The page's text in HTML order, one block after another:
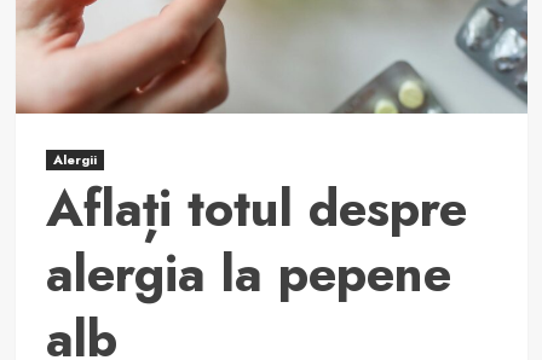
Alergii
Aflați totul despre
alergia la pepene
alb